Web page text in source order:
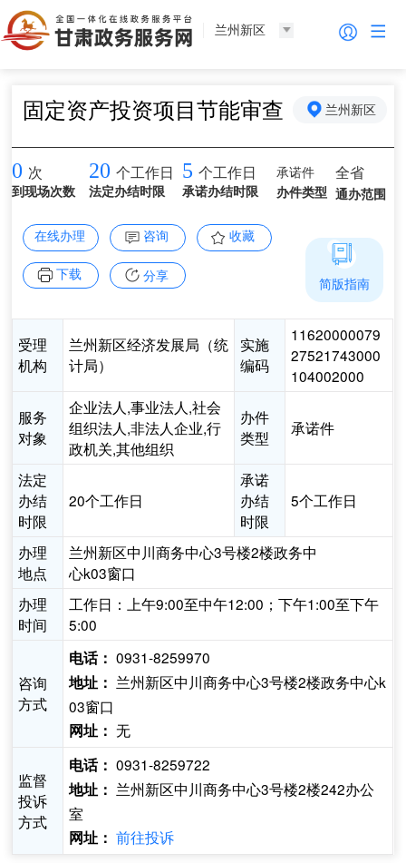
兰州新区
固定资产投资项目节能审查 兰州新区
0 次
到现场次数
20 个工作日
法定办结时限
5 个工作日
承诺办结时限
承诺件
办件类型
全省
通办范围
在线办理 咨询 收藏
下载 分享
受理
机构
兰州新区经济发展局（统
计局）
实施
编码
11620000079
27521743000
104002000
服务
对象
企业法人,事业法人,社会
组织法人,非法人企业,行
政机关,其他组织
办件
类型
承诺件
法定
办结
时限
20个工作日
承诺
办结
时限
5个工作日
办理
地点
兰州新区中川商务中心3号楼2楼政务中
心k03窗口
办理
时间
工作日：上午9:00至中午12:00；下午1:00至下午
5:00
咨询
方式
电话： 0931-8259970
地址： 兰州新区中川商务中心3号楼2楼政务中心k
03窗口
网址： 无
监督
投诉
方式
电话： 0931-8259722
地址： 兰州新区中川商务中心3号楼2楼242办公
室
网址： 前往投诉
简版指南